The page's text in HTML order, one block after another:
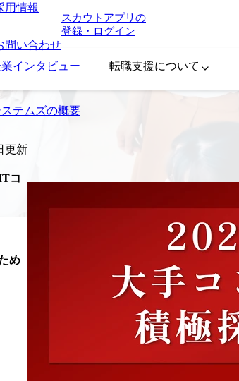
用情報
問い合わせ
スカウトアプリの
登録・ログイン
インタビュー 転職支援について
テムズの概要
更新
コ
め